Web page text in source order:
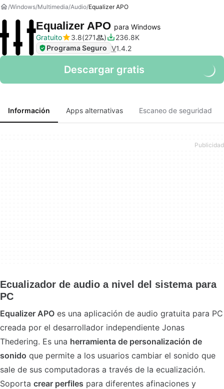
Windows Multimedia Audio Equalizer APO
Equalizer APO para Windows
Gratuito
3.8 271
236.8K
Programa Seguro V1.4.2
Descargar gratis
Información Apps alternativas Escaneo de seguridad
Ecualizador de audio a nivel del sistema para
PC
Equalizer APO es una aplicación de audio gratuita para PC
creada por el desarrollador independiente Jonas
Thedering. Es una herramienta de personalización de
sonido que permite a los usuarios cambiar el sonido que
sale de sus computadoras a través de la ecualización.
Soporta crear perfiles para diferentes afinaciones y